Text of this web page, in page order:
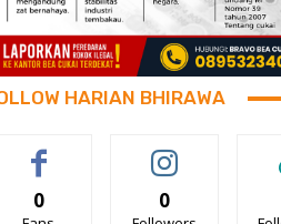
HARIAN BHIRAWA
0 0